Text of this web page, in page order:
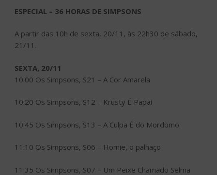
ESPECIAL – 36 HORAS DE SIMPSONS
A partir das 10h de sexta, 20/11, às 22h30 de sábado,
21/11.
SEXTA, 20/11
10:00 Os Simpsons, S21 – A Cor Amarela
10:20 Os Simpsons, S12 – Krusty É Papai
10:45 Os Simpsons, S13 – A Culpa É do Mordomo
11:10 Os Simpsons, S06 – Homie, o palhaço
11:35 Os Simpsons, S07 – Um Peixe Chamado Selma